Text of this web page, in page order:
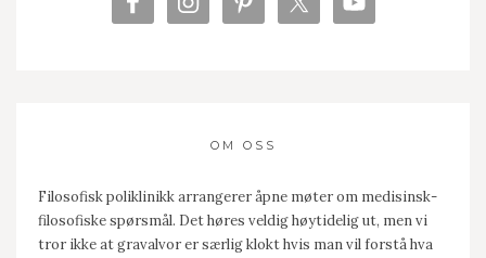
OM OSS
Filosofisk poliklinikk arrangerer åpne møter om medisinsk-
filosofiske spørsmål. Det høres veldig høytidelig ut, men vi
tror ikke at gravalvor er særlig klokt hvis man vil forstå hva